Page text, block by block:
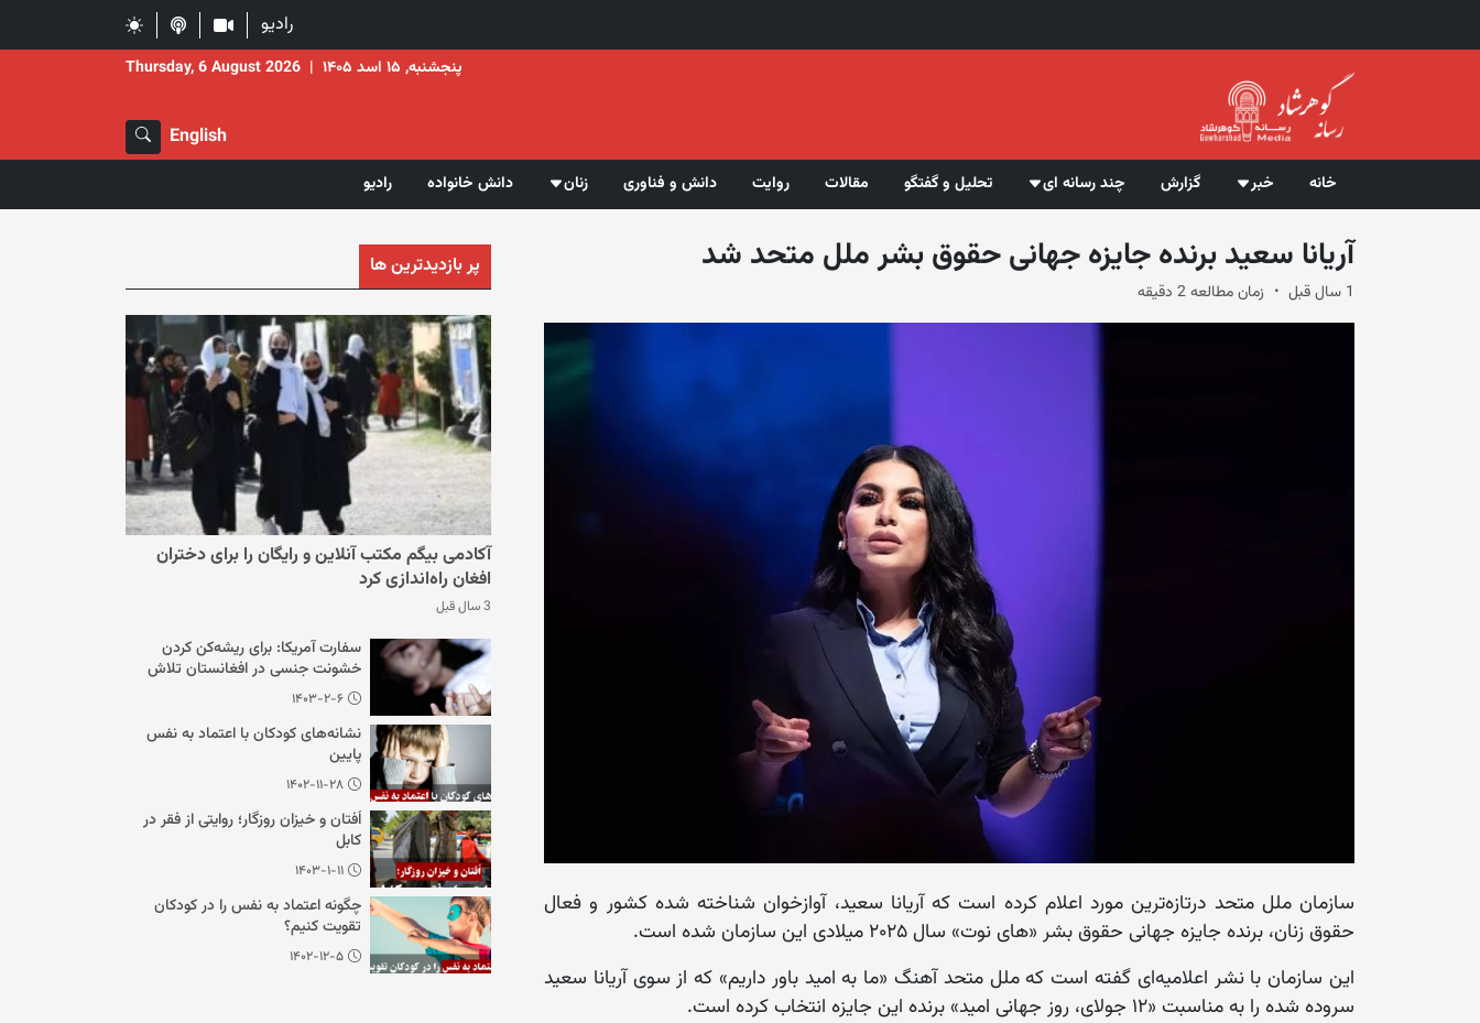
رادیو
پنجشنبه, ۱۵ اسد ۱۴۰۵ |
Thursday, 6 August 2026
English
خانه خبر گزارش چند رسانه ای تحلیل و گفتگو مقالات روایت دانش و فناوری زنان دانش خانواده رادیو
آریانا سعید برنده جایزه جهانی حقوق بشر ملل متحد شد
1 سال قبل زمان مطالعه 2 دقیقه
سازمان ملل متحد درتازه‌ترین مورد اعلام کرده است که آریانا سعید، آوازخوان شناخته شده کشور و فعال
حقوق زنان، برنده جایزه جهانی حقوق بشر «های نوت» سال ۲۰۲۵ میلادی این سازمان شده است.
این سازمان با نشر اعلامیه‌ای گفته است که ملل متحد آهنگ «ما به امید باور داریم» که از سوی آریانا سعید
سروده شده را به مناسبت «۱۲ جولای، روز جهانی امید» برنده این جایزه انتخاب کرده است.
پر بازدیدترین ها
آکادمی بیگم مکتب آنلاین و رایگان را برای دختران
افغان راه‌اندازی کرد
3 سال قبل
سفارت آمریکا: برای ریشه‌کن کردن
خشونت جنسی در افغانستان تلاش
می‌کنیم
۱۴۰۳-۲-۶
نشانه‌های کودکان با اعتماد به نفس
پایین
۱۴۰۲-۱۱-۲۸
اُفتان و خیزان روزگار؛ روایتی از فقر در
کابل
۱۴۰۳-۱-۱۱
چگونه اعتماد به نفس را در کودکان
تقویت کنیم؟
۱۴۰۲-۱۲-۵